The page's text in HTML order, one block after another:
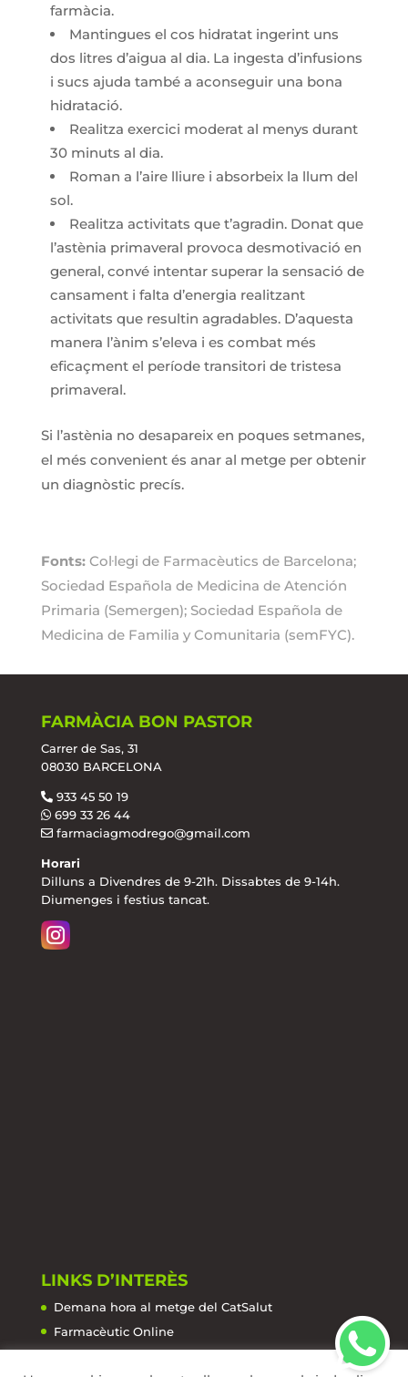
farmàcia.
Mantingues el cos hidratat ingerint uns
dos litres d’aigua al dia. La ingesta d’infusions
i sucs ajuda també a aconseguir una bona
hidratació.
Realitza exercici moderat al menys durant
30 minuts al dia.
Roman a l’aire lliure i absorbeix la llum del
sol.
Realitza activitats que t’agradin. Donat que
l’astènia primaveral provoca desmotivació en
general, convé intentar superar la sensació de
cansament i falta d’energia realitzant
activitats que resultin agradables. D’aquesta
manera l’ànim s’eleva i es combat més
eficaçment el període transitori de tristesa
primaveral.
Si l’astènia no desapareix en poques setmanes,
el més convenient és anar al metge per obtenir
un diagnòstic precís.
Fonts:Col·legi de Farmacèutics de Barcelona;
Sociedad Española de Medicina de Atención
Primaria (Semergen); Sociedad Española de
Medicina de Familia y Comunitaria (semFYC).
FARMÀCIA BON PASTOR
Carrer de Sas, 31
08030 BARCELONA
933 45 50 19
699 33 26 44
farmaciagmodrego@gmail.com
Horari
Dilluns a Divendres de 9-21h. Dissabtes de 9-14h.
Diumenges i festius tancat.
LINKS D’INTERÈS
Demana hora al metge del CatSalut
Farmacèutic Online